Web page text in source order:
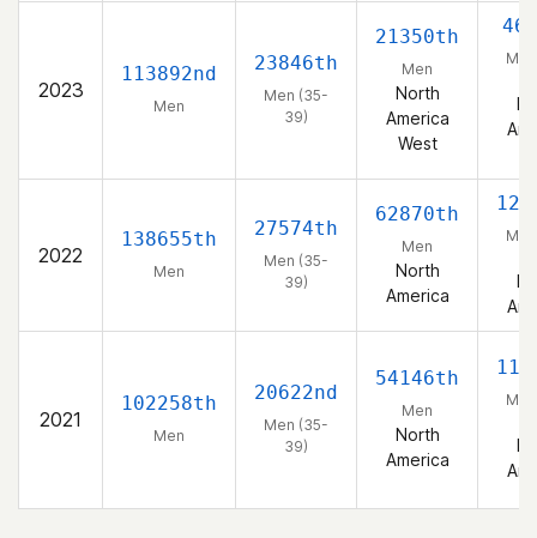
2023
113892nd
Men
23846th
Men (35-
39)
21350th
Men
North
America
West
2022
138655th
Men
27574th
Men (35-
39)
62870th
Men
North
America
2021
102258th
Men
20622nd
Men (35-
39)
54146th
Men
North
America